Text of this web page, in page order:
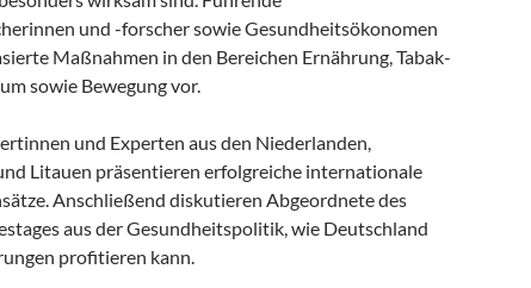
und -forscher sowie Gesundheitsökonomen
Maßnahmen in den Bereichen Ernährung, Tabak-
sowie Bewegung vor.
und Experten aus den Niederlanden,
Litauen präsentieren erfolgreiche internationale
Anschließend diskutieren Abgeordnete des
aus der Gesundheitspolitik, wie Deutschland
profitieren kann.